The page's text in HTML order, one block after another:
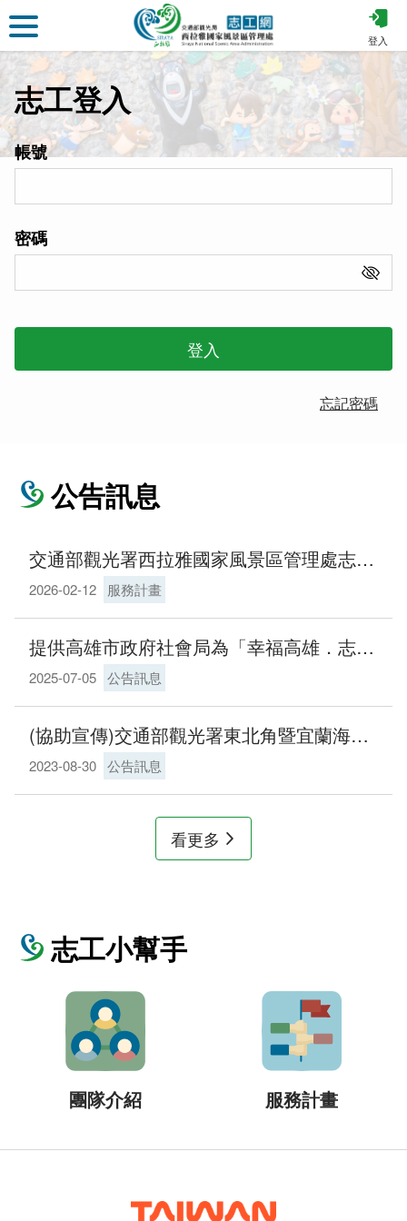
到
主
要
容
區
塊
登入
志工登入
帳號
密碼
登入
忘記密碼
公告訊息
交通部觀光署西拉雅國家風景區管理處志工管理及服務要點
2026-02-12 服務計畫
提供高雄市政府社會局為「幸福高雄．志工城市」第37期志願服務專刊電子書，協助宣導提供閱覽
2025-07-05 公告訊息
(協助宣傳)交通部觀光署東北角暨宜蘭海岸國家風景區管理處第11期導覽解說志工招募簡章
2023-08-30 公告訊息
看更多
志工小幫手
團隊介紹 服務計畫